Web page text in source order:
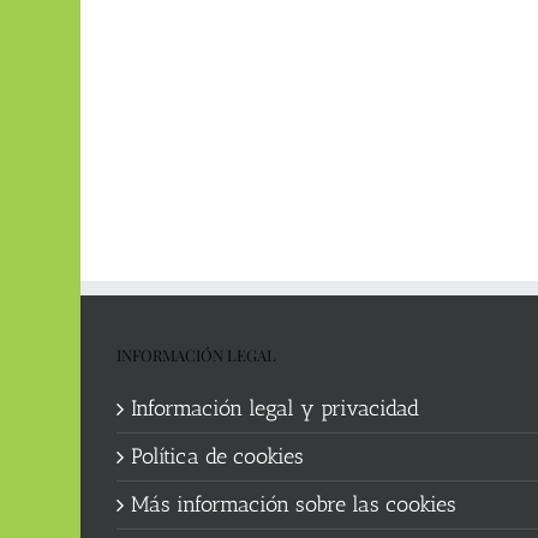
INFORMACIÓN LEGAL
Información legal y privacidad
Política de cookies
Más información sobre las cookies